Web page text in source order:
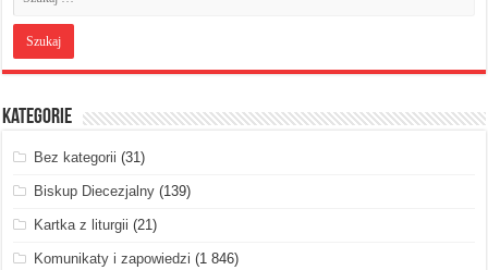
Kategorie
Bez kategorii (31)
Biskup Diecezjalny (139)
Kartka z liturgii (21)
Komunikaty i zapowiedzi (1 846)